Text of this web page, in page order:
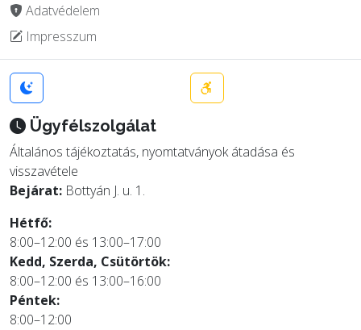
Adatvédelem
Impresszum
Ügyfélszolgálat
Általános tájékoztatás, nyomtatványok átadása és
visszavétele
Bejárat: Bottyán J. u. 1.
Hétfő:
8:00–12:00 és 13:00–17:00
Kedd, Szerda, Csütörtök:
8:00–12:00 és 13:00–16:00
Péntek:
8:00–12:00